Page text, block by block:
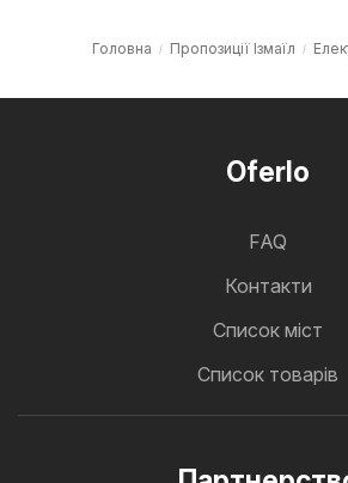
Головна Пропозиції Ізмаїл
Oferlo
FAQ
Контакти
Cписок міст
Список товарів